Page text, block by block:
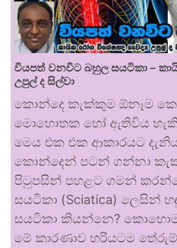
වියපත් වනවිට බහුල සයටිකා –
උපුල් ද සිල්වා
කොන්දෙ කැක්කුම ඕනෑම
මොහොතක හෝ ඇතිවිය හැකි
මෙය එක එක ආකාරයට
කොන්දෙන් පටන් ගන්නා
පිටුපසින් පහළට ගමන්
සයටිකා (Sciatica) ලෙසින්
සයටිකා කියන්නෙ?
මේ කාරණාව හරියටම